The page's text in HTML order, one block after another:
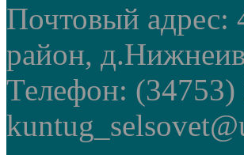
Почтовый адрес:
район,
Телефон: